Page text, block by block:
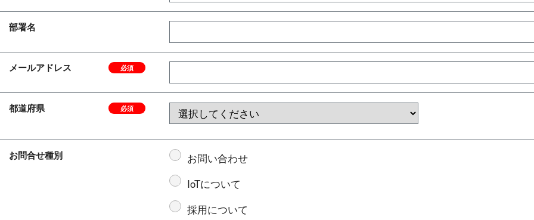
部署名
メールアドレス 必須
都道府県 必須
お問合せ種別
お問い合わせ
IoTについて
採用について